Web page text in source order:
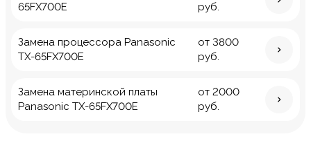
65FX700E
руб.
Замена процессора Panasonic
TX-65FX700E
от 3800
руб.
Замена материнской платы
Panasonic TX-65FX700E
от 2000
руб.